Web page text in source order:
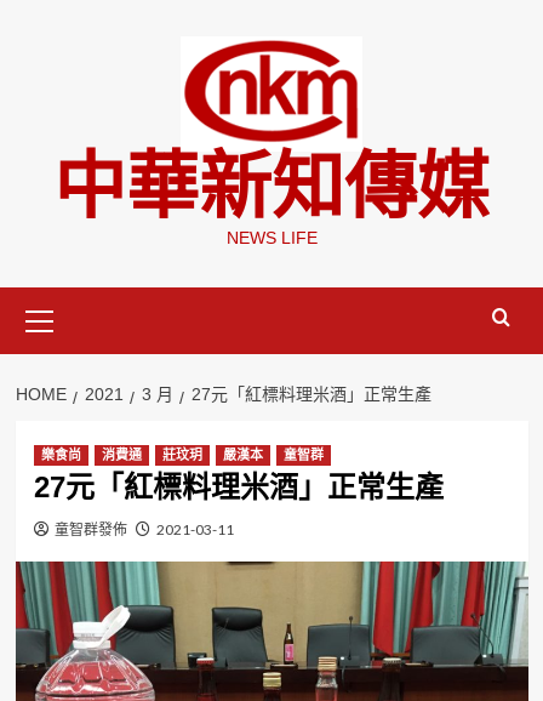
中華新知傳媒
NEWS LIFE
Menu
HOME 2021 3 月 27元「紅標料理米酒」正常生產
樂食尚 消費通 莊玟玥 嚴漢本 童智群
27元「紅標料理米酒」正常生產
童智群發佈 2021-03-11